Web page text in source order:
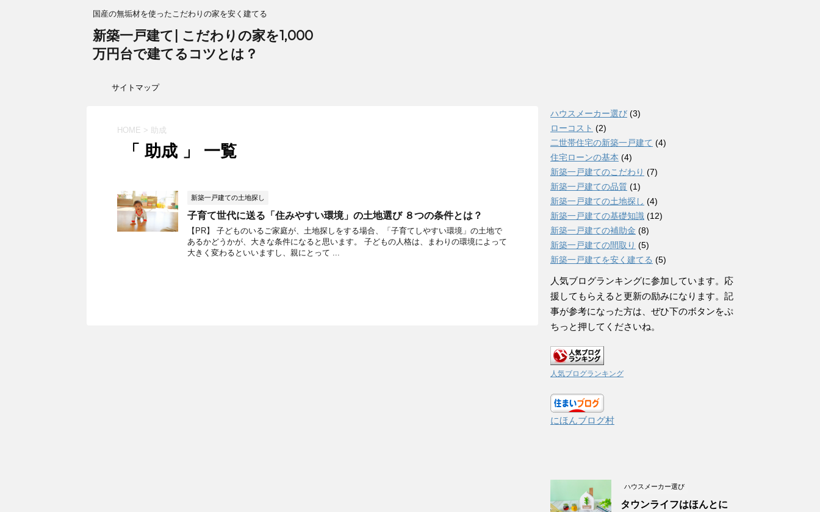
国産の無垢材を使ったこだわりの家を安く建てる
新築一戸建て| こだわりの家を1,000
万円台で建てるコツとは？
サイトマップ
HOME > 助成
「 助成 」 一覧
新築一戸建ての土地探し
子育て世代に送る「住みやすい環境」の土地選び ８つの条件とは？
【PR】 子どものいるご家庭が、土地探しをする場合、「子育てしやすい環境」の土地で
あるかどうかが、大きな条件になると思います。 子どもの人格は、まわりの環境によって
大きく変わるといいますし、親にとって ...
ハウスメーカー選び (3)
ローコスト (2)
二世帯住宅の新築一戸建て (4)
住宅ローンの基本 (4)
新築一戸建てのこだわり (7)
新築一戸建ての品質 (1)
新築一戸建ての土地探し (4)
新築一戸建ての基礎知識 (12)
新築一戸建ての補助金 (8)
新築一戸建ての間取り (5)
新築一戸建てを安く建てる (5)
人気ブログランキングに参加しています。応
援してもらえると更新の励みになります。記
事が参考になった方は、ぜひ下のボタンをぷ
ちっと押してくださいね。
人気ブログランキング
にほんブログ村
ハウスメーカー選び
タウンライフはほんとに